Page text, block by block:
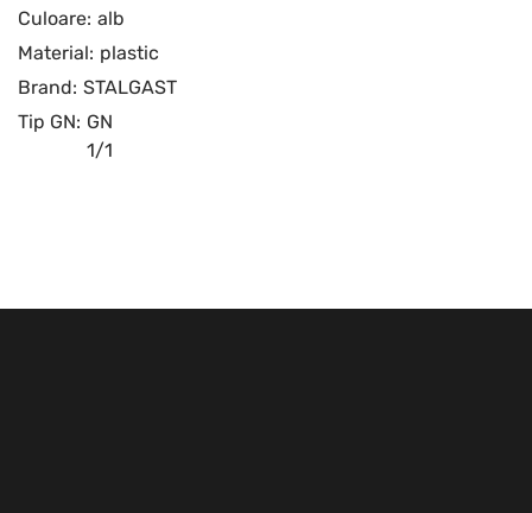
Culoare: alb
Material: plastic
Brand: STALGAST
Tip GN: GN
1/1